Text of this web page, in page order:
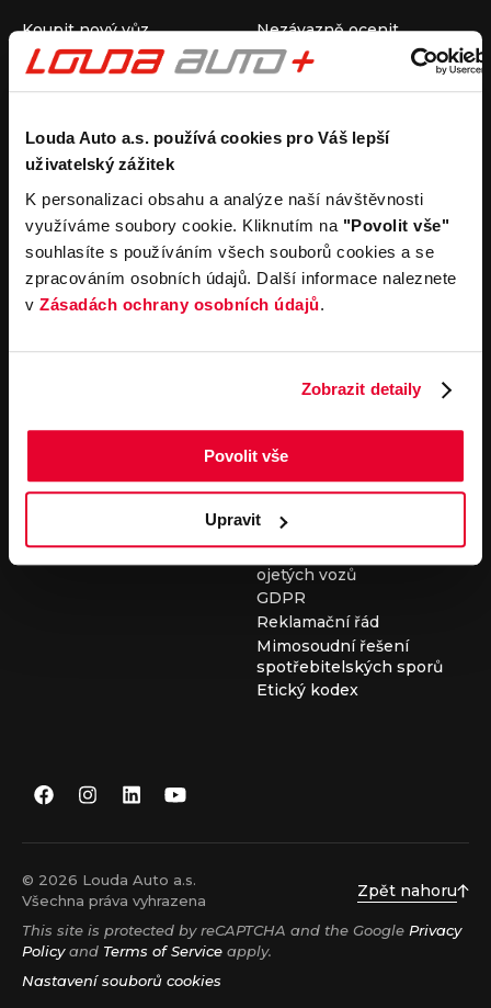
Louda Auto a.s. používá cookies pro Váš lepší
uživatelský zážitek
K personalizaci obsahu a analýze naší návštěvnosti
využíváme soubory cookie. Kliknutím na "Povolit vše"
souhlasíte s používáním všech souborů cookies a se
zpracováním osobních údajů. Další informace naleznete
v Zásadách ochrany osobních údajů.
Zobrazit detaily
Povolit vše
Upravit
Koupit nový vůz
Koupit ojetý vůz
Koupit užitkový vůz
Nezávazně ocenit
Průběh výkupu vozu
Pronájem
Carsharing
Autopůjčovna
Operativní leasing
Společnost
Louda Auto+ Poděbrady
Obytné vozy
Novinky
Kariéra
Servisní služby
Servis
Důležité odkazy
Cookies
Všeobecné obchodní
podmínky pro online
vozidel
Všeobecné obchodní
podmínky pro provádění
servisních prací
Všeobecné obchodní
podmínky při nákupu
ojetých vozů
GDPR
Reklamační řád
Mimosoudní řešení
spotřebitelských sporů
Etický kodex
© 2026 Louda Auto a.s.
Všechna práva vyhrazena
Zpět nahoru
This site is protected by reCAPTCHA and the Google Privacy
Policyand Terms of Service apply.
Nastavení souborů cookies